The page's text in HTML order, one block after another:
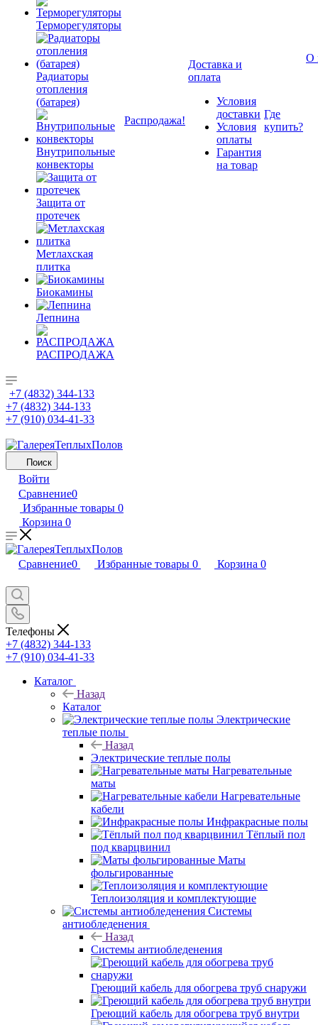
Терморегуляторы
Радиаторы
отопления
(батарея)
Внутрипольные
конвекторы
Защита от
протечек
Метлахская
плитка
Биокамины
Лепнина
РАСПРОДАЖА
Распродажа!
Доставка и
оплата
Условия
доставки
Условия
оплаты
Гарантия
на товар
Где
купить?
О
+7 (4832) 344-133
+7 (4832) 344-133
+7 (910) 034-41-33
Поиск
Войти
Сравнение0
Избранные товары 0
Корзина 0
Сравнение0 Избранные товары 0 Корзина 0
Телефоны
+7 (4832) 344-133
+7 (910) 034-41-33
Каталог
Назад
Каталог
Электрические
теплые полы
Назад
Электрические теплые полы
Нагревательные
маты
Нагревательные
кабели
Инфракрасные полы
Тёплый пол
под кварцвинил
Маты
фольгированные
Теплоизоляция и комплектующие
Системы
антиобледенения
Назад
Системы антиобледенения
Греющий кабель для обогрева труб снаружи
Греющий кабель для обогрева труб внутри